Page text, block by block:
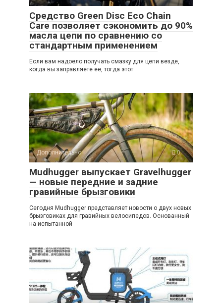
Средство Green Disc Eco Chain
Care позволяет сэкономить до 90%
масла цепи по сравнению со
стандартным применением
Если вам надоело получать смазку для цепи везде,
когда вы заправляете ее, тогда этот
Дополнительно 0
Mudhugger выпускает Gravelhugger
— новые передние и задние
гравийные брызговики
Сегодня Mudhugger представляет новости о двух новых
брызговиках для гравийных велосипедов. Основанный
на испытанной